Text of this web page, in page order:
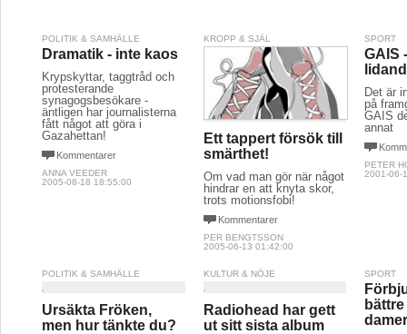
POLITIK & SAMHÄLLE
Dramatik - inte kaos
Krypskyttar, taggtråd och
protesterande
synagogsbesökare -
äntligen har journalisterna
fått något att göra i
Gazahettan!
Kommentarer
ANNA VEEDER
2005-08-18 18:55:00
KROPP & SJÄL
Ett tappert försök till
smärthet!
Om vad man gör när något
hindrar en att knyta skor,
trots motionsfobi!
Kommentarer
PER BENGTSSON
2005-06-13 01:42:00
SPORT
GAIS
Det är
på
GAIS
annat
PETER
2001-06-
POLITIK & SAMHÄLLE
Ursäkta Fröken,
men hur tänkte du?
KULTUR & NÖJE
Radiohead har gett
ut sitt sista album
SPORT